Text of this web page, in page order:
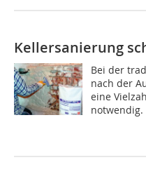
Kellersanierung
Bei der
nach der
eine
notwendig.